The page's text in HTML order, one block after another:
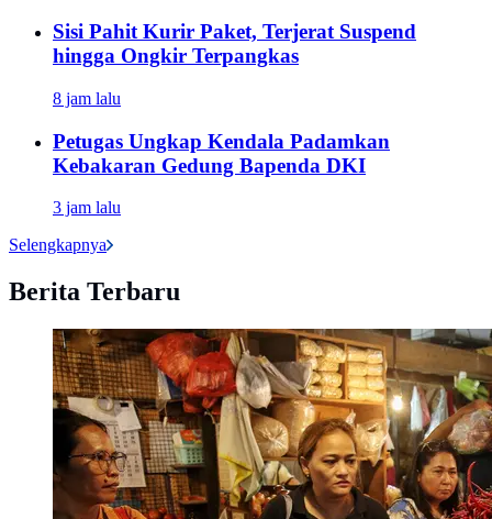
Sisi Pahit Kurir Paket, Terjerat Suspend
hingga Ongkir Terpangkas
8 jam lalu
Petugas Ungkap Kendala Padamkan
Kebakaran Gedung Bapenda DKI
3 jam lalu
Selengkapnya
Berita Terbaru